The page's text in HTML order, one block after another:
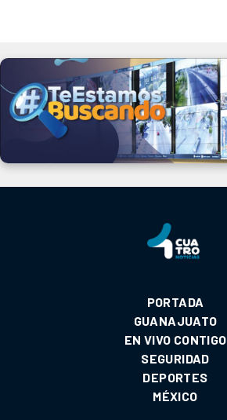
PORTADA
GUANAJUATO
EN VIVO CONTIGO
SEGURIDAD
DEPORTES
MÉXICO